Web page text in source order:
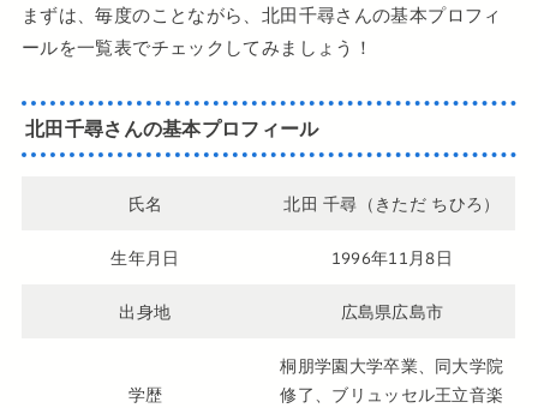
まずは、毎度のことながら、北田千尋さんの基本プロフィ
ールを一覧表でチェックしてみましょう！
北田千尋さんの基本プロフィール
氏名 北田 千尋（きただ ちひろ）
生年月日 1996年11月8日
出身地 広島県広島市
学歴
桐朋学園大学卒業、同大学院
修了、ブリュッセル王立音楽